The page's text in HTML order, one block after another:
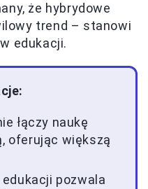
że hybrydowe
trend – stanowi
edukacji.
łączy naukę
oferując większą
pozwala